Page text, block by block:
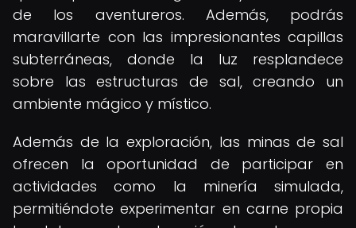
de los aventureros. Además, podrás
maravillarte con las impresionantes capillas
subterráneas, donde la luz resplandece
sobre las estructuras de sal, creando un
ambiente mágico y místico.
Además de la exploración, las minas de sal
ofrecen la oportunidad de participar en
actividades como la minería simulada,
permitiéndote experimentar en carne propia